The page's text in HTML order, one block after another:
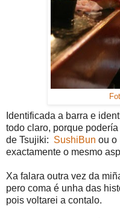
Identificada a barra e
todo claro, porque
de Tsujiki: SushiBun ou o
exactamente o mesmo
Xa falara outra vez da
pero coma é unha das
pois voltarei a contalo.